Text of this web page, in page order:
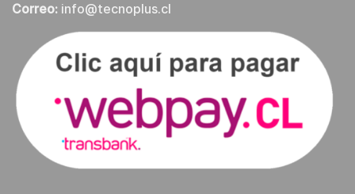
Correo: info@tecnoplus.cl